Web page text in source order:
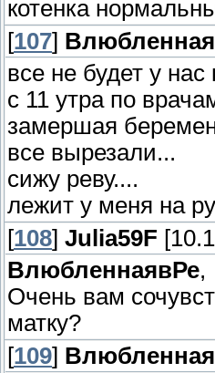
котенка
[107]
все не будет у нас
с 11 утра по
замершая
все вырезали...
сижу реву....
лежит у меня на
[108] Julia59F
ВлюбленнаявРе,
Очень вам
матку?
[109]